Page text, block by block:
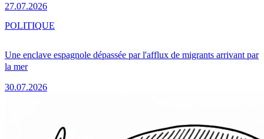
27.07.2026
Une enclave espagnole dépassée par l'afflux de migrants arrivant par
la mer
30.07.2026
POLITIQUE